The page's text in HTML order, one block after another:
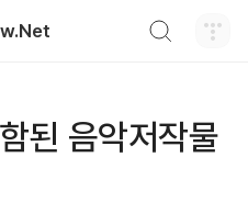
된 음악저작물